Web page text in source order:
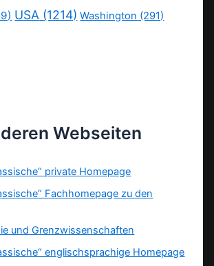
USA (1214) Washington (291)
Webseiten
private Homepage
Fachhomepage zu den
und Grenzwissenschaften
englischsprachige Homepage